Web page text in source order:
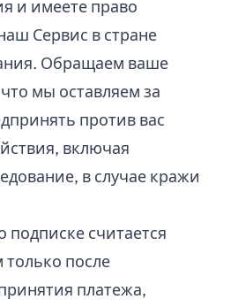
и имеете право
Сервис в стране
Обращаем ваше
мы оставляем за
против вас
включая
в случае кражи
подписке считается
после
платежа,